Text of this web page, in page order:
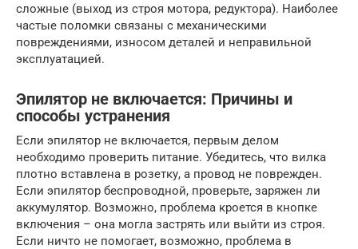
сложные (выход из строя мотора, редуктора). Наиболее
частые поломки связаны с механическими
повреждениями, износом деталей и неправильной
эксплуатацией.
Эпилятор не включается: Причины и
способы устранения
Если эпилятор не включается, первым делом
необходимо проверить питание. Убедитесь, что вилка
плотно вставлена в розетку, а провод не поврежден.
Если эпилятор беспроводной, проверьте, заряжен ли
аккумулятор. Возможно, проблема кроется в кнопке
включения – она могла застрять или выйти из строя.
Если ничто не помогает, возможно, проблема в